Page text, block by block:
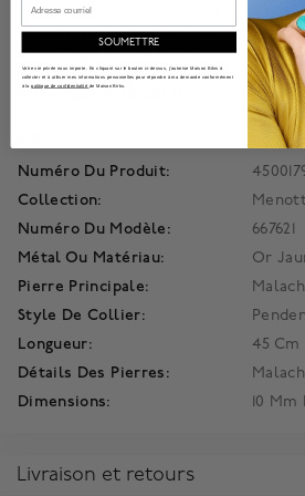
malachite. Collection icône, à la
contemporaine, le fermoir Menottes
pendentif sur une chaîne dinh van S.
Information produit
Numéro Du Produit:
Collection:
Numéro Du Modèle:
667621
Métal Ou Matériau:
Or
Pierre Principale:
Style De Collier:
Longueur:
45 Cm
Détails Des Pierres:
Dimensions:
10 Mm
Livraison et retours
SOUMETTRE
Votre vie privée nous importe. En cliquant sur le bouton ci-dessus, j'autorise Maison Bikrs à
collecter et à utiliser mes informations personnelles pour répondre à ma demande conformément
à lapolitique de confidentialité de Maison Birks.